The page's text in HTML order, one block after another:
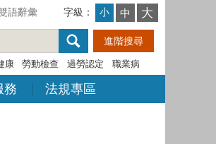
語辭彙 字級： 小 中 大
康 勞動檢查 過勞認定 職業病
務 法規專區